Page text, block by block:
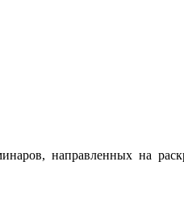
направленных на